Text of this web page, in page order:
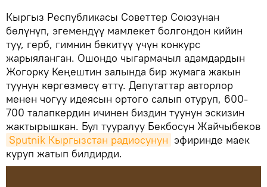
Кыргыз Республикасы Советтер Союзунан
бөлүнүп, эгемендүү мамлекет болгондон кийин
туу, герб, гимнин бекитүү үчүн конкурс
жарыяланган. Ошондо чыгармачыл адамдардын
Жогорку Кеңештин залында бир жумага жакын
туунун көргөзмөсү өттү. Депутаттар авторлор
менен чогуу идеясын ортого салып отуруп, 600-
700 талапкердин ичинен биздин туунун эскизин
жактырышкан. Бул тууралуу Бекбосун Жайчыбеков
Sputnik Кыргызстан радиосунун эфиринде маек
куруп жатып билдирди.